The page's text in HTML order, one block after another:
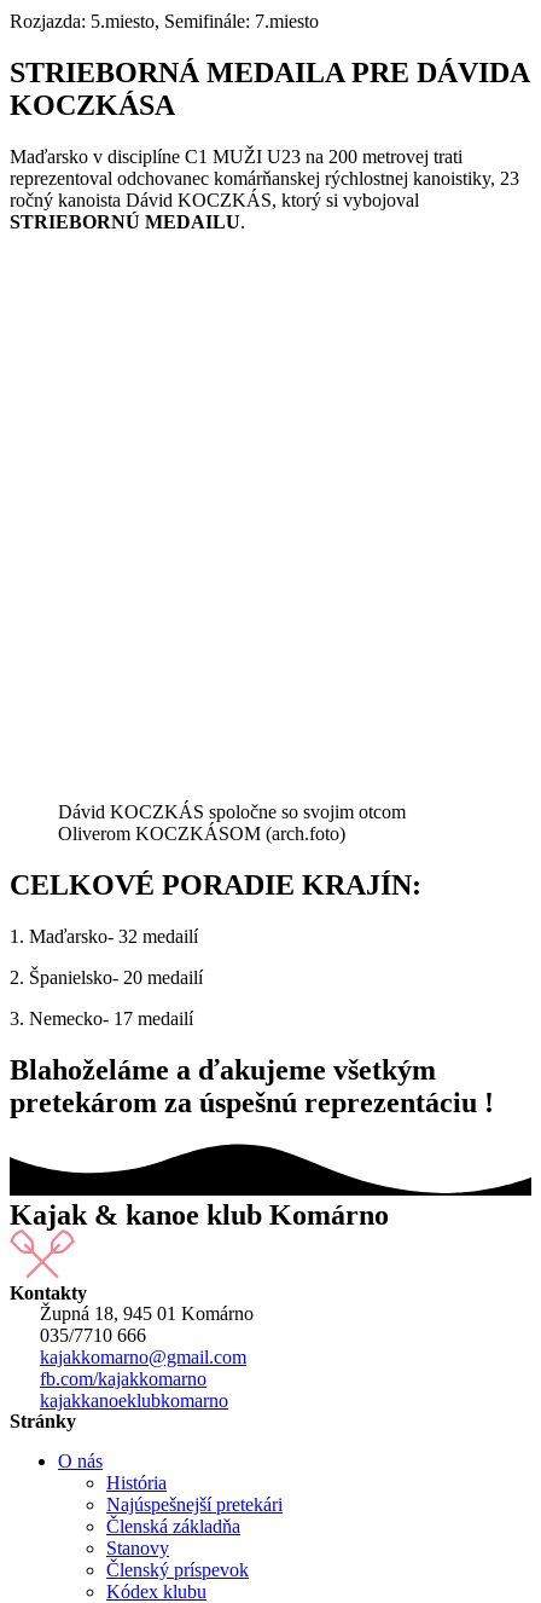
Rozjazda: 5.miesto, Semifinále: 7.miesto
STRIEBORNÁ MEDAILA PRE DÁVIDA
KOCZKÁSA
Maďarsko v disciplíne C1 MUŽI U23 na 200 metrovej trati
reprezentoval odchovanec komárňanskej rýchlostnej kanoistiky, 23
ročný kanoista Dávid KOCZKÁS, ktorý si vybojoval
STRIEBORNÚ MEDAILU.
Dávid KOCZKÁS spoločne so svojim otcom
Oliverom KOCZKÁSOM (arch.foto)
CELKOVÉ PORADIE KRAJÍN:
1. Maďarsko- 32 medailí
2. Španielsko- 20 medailí
3. Nemecko- 17 medailí
Blahoželáme a ďakujeme všetkým
pretekárom za úspešnú reprezentáciu !
Kajak & kanoe klub Komárno
Kontakty
Župná 18, 945 01 Komárno
035/7710 666
kajakkomarno@gmail.com
fb.com/kajakkomarno
kajakkanoeklubkomarno
Stránky
O nás
História
Najúspešnejší pretekári
Členská základňa
Stanovy
Členský príspevok
Kódex klubu